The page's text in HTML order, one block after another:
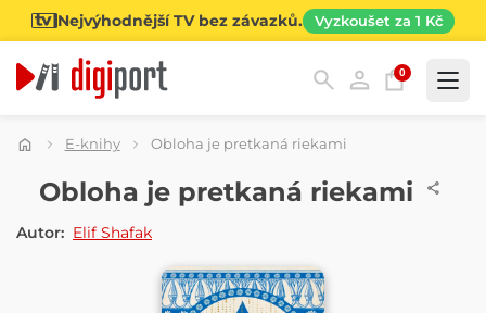
Nejvýhodnější TV bez závazků. Vyzkoušet za 1 Kč
0
Kategorie
E-knihy Obloha je pretkaná riekami
E-KNIHA
Obloha je pretkaná riekami
Autor: Elif Shafak